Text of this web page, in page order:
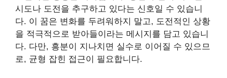
시도나 도전을 추구하고 있다는 신호일 수 있습니
다. 이 꿈은 변화를 두려워하지 말고, 도전적인 상황
을 적극적으로 받아들이라는 메시지를 담고 있습니
다. 다만, 흥분이 지나치면 실수로 이어질 수 있으므
로, 균형 잡힌 접근이 필요합니다.